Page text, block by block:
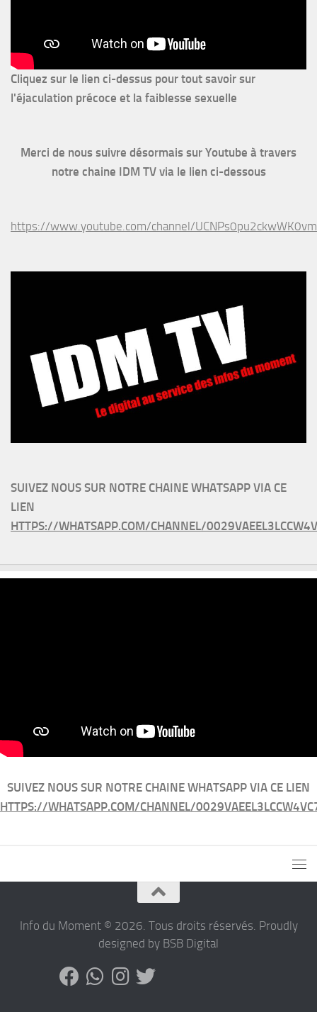
Cliquez sur le lien ci-dessus pour tout savoir sur
l'éjaculation précoce et la faiblesse sexuelle
Merci de nous suivre désormais sur Youtube à travers
notre chaine IDM TV via le lien ci-dessous
https://www.youtube.com/channel/
SUIVEZ NOUS SUR NOTRE CHAINE WHATSAPP VIA CE
LIEN
HTTPS://WHATSAPP.COM/CHANNEL/
SUIVEZ NOUS SUR NOTRE CHAINE WHATSAPP VIA CE LIEN
HTTPS://WHATSAPP.COM/CHANNEL/
Info du Moment © 2026. Tous droits réservés. Proudly
designed by BSB Digital